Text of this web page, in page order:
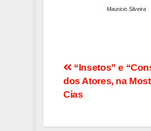
Mauricio Silveira
Navegação
de
“Insetos” e
dos Atores, na
Cias